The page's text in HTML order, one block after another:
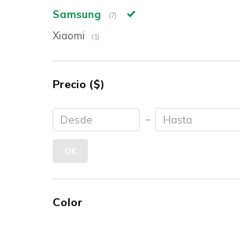
Samsung (7)
Xiaomi (1)
Precio ($)
OK
Color